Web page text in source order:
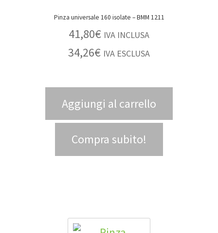
Pinza universale 160 isolate – BMM 1211
41,80€ IVA INCLUSA
34,26€ IVA ESCLUSA
Aggiungi al carrello
Compra subito!